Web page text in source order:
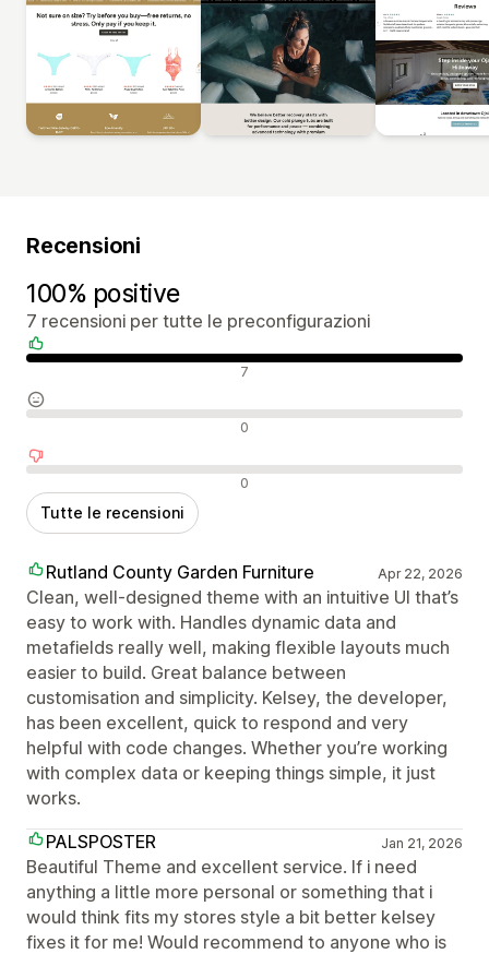
Recensioni
100% positive
7 recensioni per tutte le preconfigurazioni
Recensioni positive 7
Recensioni neutrali 0
Recensioni negative 0
Tutte le recensioni
Rutland County Garden Furniture Apr 22, 2026
Clean, well-designed theme with an intuitive UI that’s
easy to work with. Handles dynamic data and
metafields really well, making flexible layouts much
easier to build. Great balance between
customisation and simplicity. Kelsey, the developer,
has been excellent, quick to respond and very
helpful with code changes. Whether you’re working
with complex data or keeping things simple, it just
works.
PALSPOSTER
Jan 21, 2026
Beautiful Theme and excellent service. If i need
anything a little more personal or something that i
would think fits my stores style a bit better kelsey
fixes it for me! Would recommend to anyone who is